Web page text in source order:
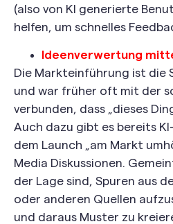
(also von KI generierte
helfen, um schnelles
Ideenverwertung
Die Markteinführung ist die
und war früher oft mit der
verbunden, dass „dieses
Auch dazu gibt es bereits
dem Launch „am Markt
Media Diskussionen.
der Lage sind, Spuren aus
oder anderen Quellen
und daraus Muster zu